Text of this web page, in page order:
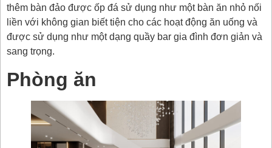
thêm bàn đảo được ốp đá sử dụng như một bàn ăn nhỏ nối
liền với không gian biết tiện cho các hoạt động ăn uống và
được sử dụng như một dạng quầy bar gia đình đơn giản và
sang trọng.
Phòng ăn